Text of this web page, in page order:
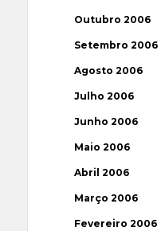
Outubro 2006
Setembro 2006
Agosto 2006
Julho 2006
Junho 2006
Maio 2006
Abril 2006
Março 2006
Fevereiro 2006